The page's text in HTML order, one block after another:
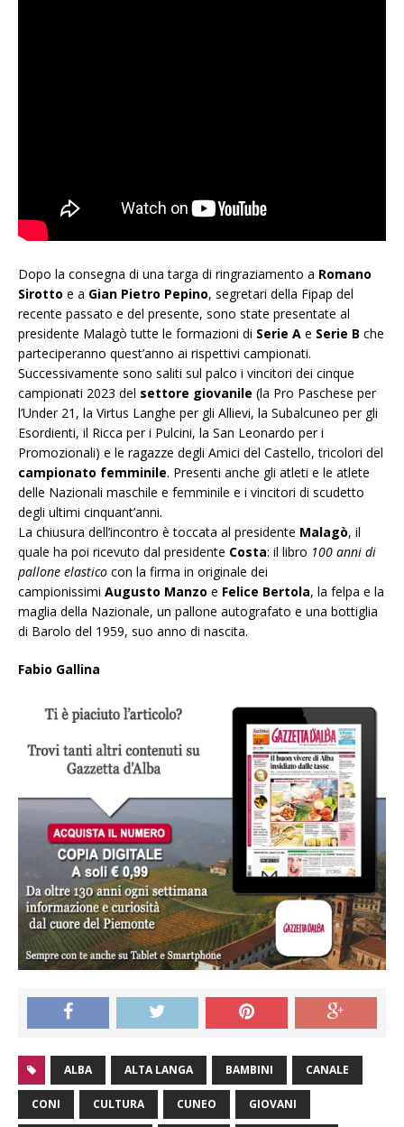
Dopo la consegna di una targa di ringraziamento a Romano
Sirotto e a Gian Pietro Pepino, segretari della Fipap del
recente passato e del presente, sono state presentate al
presidente Malagò tutte le formazioni di Serie A e Serie B che
parteciperanno quest’anno ai rispettivi campionati.
Successivamente sono saliti sul palco i vincitori dei cinque
campionati 2023 del settore giovanile (la Pro Paschese per
l’Under 21, la Virtus Langhe per gli Allievi, la Subalcuneo per gli
Esordienti, il Ricca per i Pulcini, la San Leonardo per i
Promozionali) e le ragazze degli Amici del Castello, tricolori del
campionato femminile. Presenti anche gli atleti e le atlete
delle Nazionali maschile e femminile e i vincitori di scudetto
degli ultimi cinquant’anni.
La chiusura dell’incontro è toccata al presidente Malagò, il
quale ha poi ricevuto dal presidente Costa: il libro 100 anni di
pallone elastico con la firma in originale dei
campionissimi Augusto Manzo e Felice Bertola, la felpa e la
maglia della Nazionale, un pallone autografato e una bottiglia
di Barolo del 1959, suo anno di nascita.
Fabio Gallina
ALBA ALTA LANGA BAMBINI CANALE
CONI CULTURA CUNEO GIOVANI